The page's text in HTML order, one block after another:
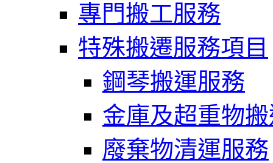
專門搬工服務
特殊搬遷服務項目
鋼琴搬運服務
金庫及超重物
廢棄物清運服務